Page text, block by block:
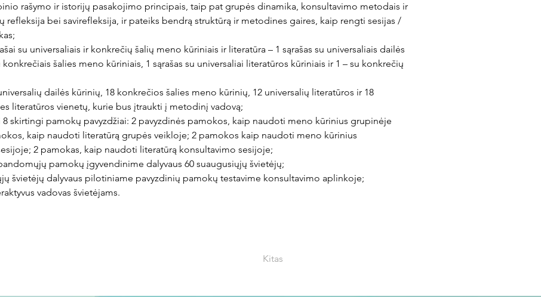
rašymo ir istorijų pasakojimo principais, taip pat grupės dinamika, konsultavimo metodais ir
refleksija bei savirefleksija, ir pateiks bendrą struktūrą ir metodines gaires, kaip rengti sesijas /
su universaliais ir konkrečių šalių meno kūriniais ir literatūra – 1 sąrašas su universaliais dailės
konkrečiais šalies meno kūriniais, 1 sąrašas su universaliai literatūros kūriniais ir 1 – su konkrečių
dailės kūrinių, 18 konkrečios šalies meno kūrinių, 12 universalių literatūros ir 18
literatūros vienetų, kurie bus įtraukti į metodinį vadovą;
8 skirtingi pamokų pavyzdžiai: 2 pavyzdinės pamokos, kaip naudoti meno kūrinius grupinėje
kaip naudoti literatūrą grupės veikloje; 2 pamokos kaip naudoti meno kūrinius
2 pamokas, kaip naudoti literatūrą konsultavimo sesijoje;
pamokų įgyvendinime dalyvaus 60 suaugusiųjų švietėjų;
švietėjų dalyvaus pilotiniame pavyzdinių pamokų testavime konsultavimo aplinkoje;
vadovas švietėjams.
Kitas